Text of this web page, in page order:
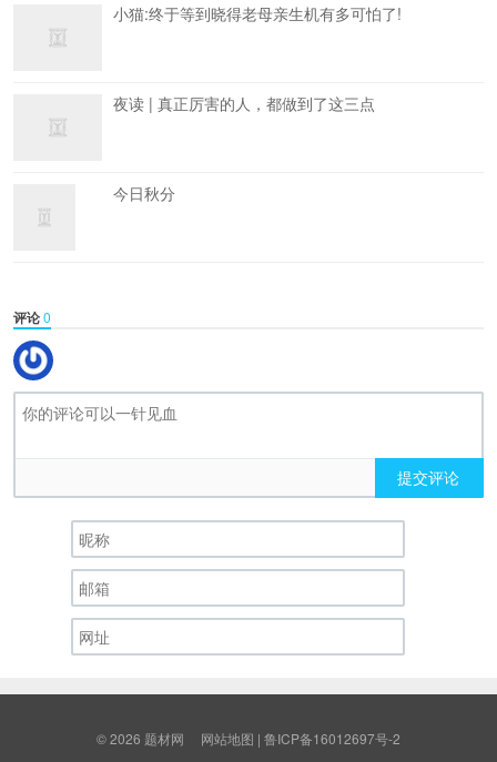
小猫:终于等到晓得老母亲生机有多可怕了!
夜读 | 真正厉害的人，都做到了这三点
今日秋分
评论0
提交评论
© 2026 题材网 网站地图 | 鲁ICP备16012697号-2